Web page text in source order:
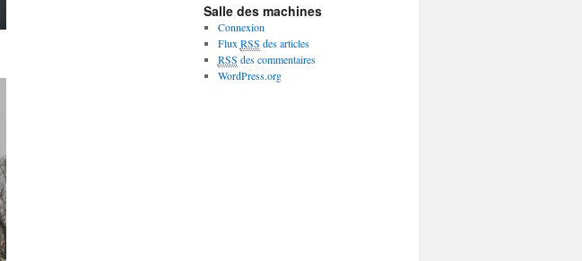
Salle des machines
Connexion
Flux RSS des articles
RSS des commentaires
WordPress.org